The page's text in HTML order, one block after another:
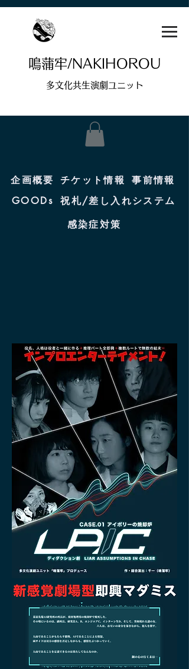
鳴蒲牢/NAKIHOROU
多文化共生演劇ユニット
企画概要 チケット情報
事前情報
GOODs
祝札/差し入れシステム
感染症対策